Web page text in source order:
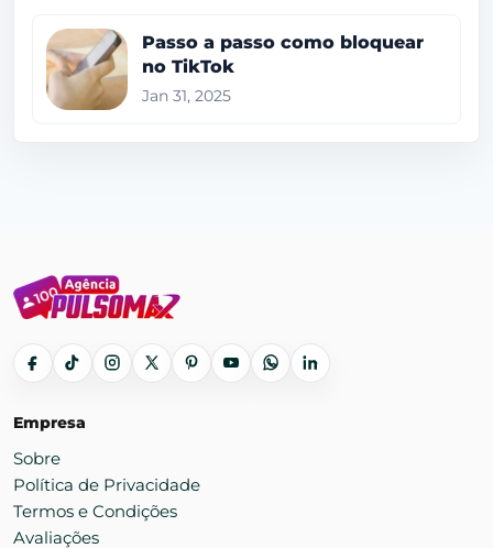
Passo a passo como bloquear
no TikTok
Jan 31, 2025
Empresa
Sobre
Política de Privacidade
Termos e Condições
Avaliações